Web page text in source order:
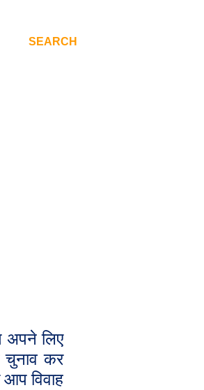
SEARCH
अपने लिए
चुनाव कर
विवाह